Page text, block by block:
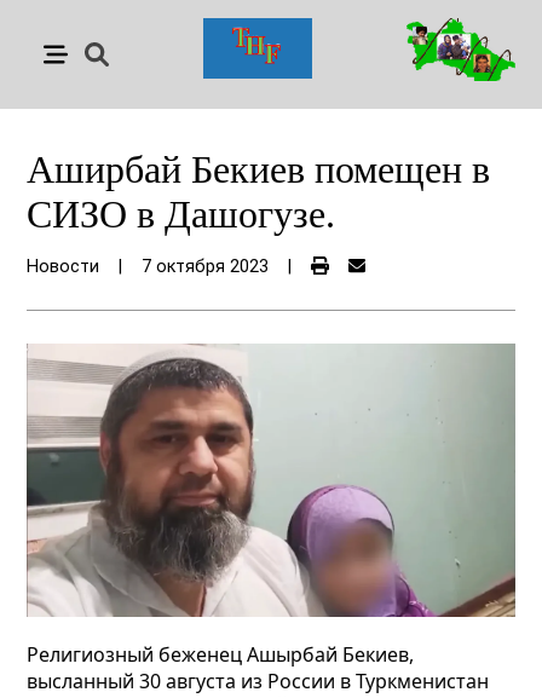
Аширбай Бекиев помещен в
СИЗО в Дашогузе.
Новости 7 октября 2023
Религиозный беженец Ашырбай Бекиев,
высланный 30 августа из России в Туркменистан